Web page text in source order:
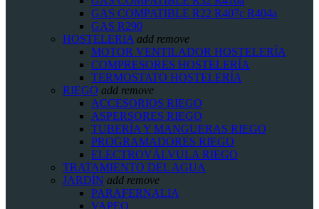
GAS COMPATIBLE R22 R407c R404a
GAS R290
HOSTELERIA add remove
MOTOR VENTILADOR HOSTELERÍA
COMPRESORES HOSTELERÍA
TERMOSTATO HOSTELERÍA
RIEGO add remove
ACCESORIOS RIEGO
ASPERSORES RIEGO
TUBERÍA Y MANGUERAS RIEGO
PROGRAMADORES RIEGO
ELECTROVÁLVULA RIEGO
TRATAMIENTO DEL AGUA
JARDÍN add remove
PARAFERNALIA
VAPEO